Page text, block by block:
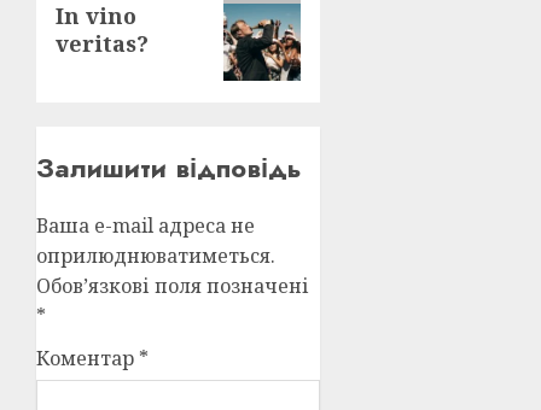
post:
In vino
veritas?
Залишити відповідь
Ваша e-mail адреса не
оприлюднюватиметься.
Обов’язкові поля позначені
*
Коментар *